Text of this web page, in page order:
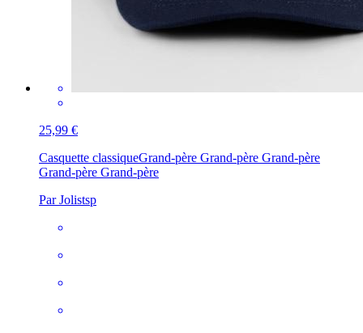
25,99 €
Casquette classiqueGrand-père Grand-père Grand-père
Grand-père Grand-père
Par Jolistsp